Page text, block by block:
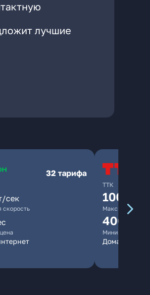
лучшие
32 тарифа
сек
скорость
ТТК
100
Максимальная
400
Минимальная
Домашний